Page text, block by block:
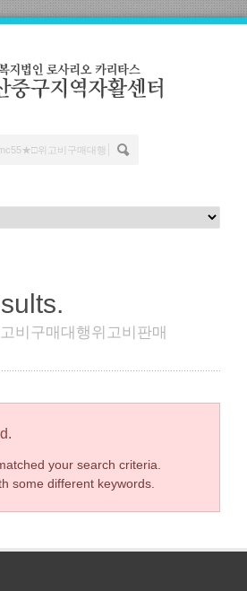
비구매대행위고비판매
your search criteria.
some different keywords.